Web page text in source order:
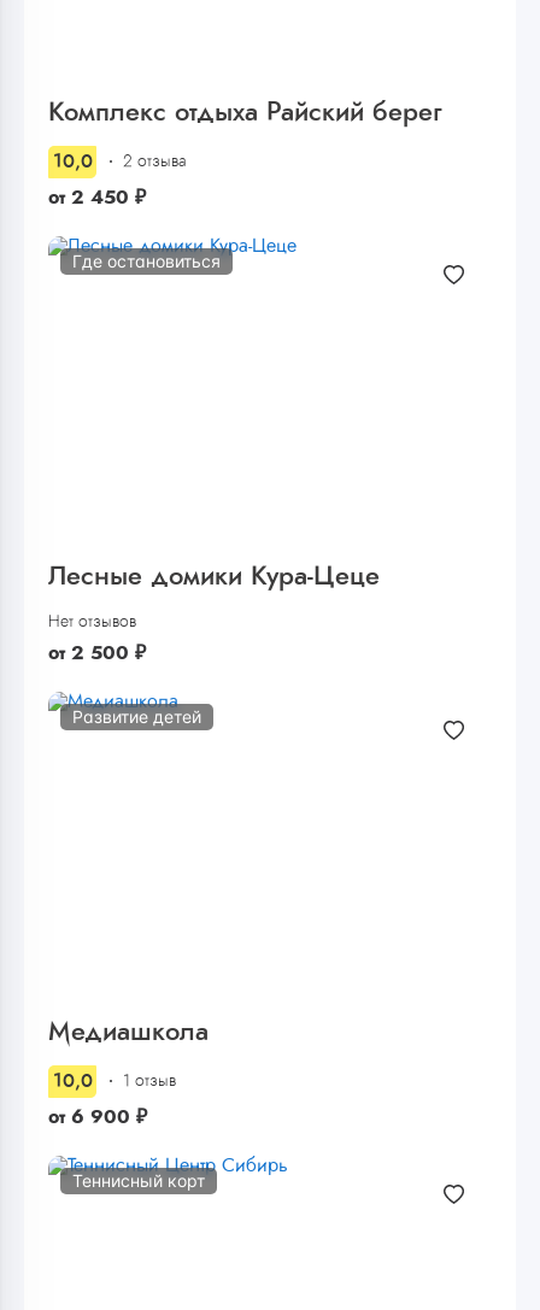
Комплекс отдыха Райский берег
10,0 2 отзыва
от 2 450 ₽
Где остановиться
Лесные домики Кура-Цеце
Нет отзывов
от 2 500 ₽
Развитие детей
Медиашкола
10,0 1 отзыв
от 6 900 ₽
Теннисный корт